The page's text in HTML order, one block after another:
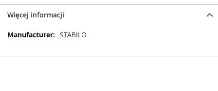
Więcej informacji
Więcej
STABILO